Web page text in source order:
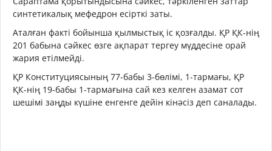
синтетикалық мефедрон есірткі заты.
Аталған факті бойынша қылмыстық іс қозғалды. ҚР ҚК-нің
201 бабына сәйкес өзге ақпарат тергеу мүддесіне орай
жария етілмейді.
ҚР Конституциясының 77-бабы 3-бөлімі, 1-тармағы, ҚР
ҚК-нің 19-бабы 1-тармағына сай кез келген азамат сот
шешімі заңды күшіне енгенге дейін кінәсіз деп саналады.